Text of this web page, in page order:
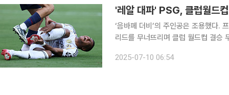
'레알 대파' PSG, 클럽월드
‘음바페 더비’의 주인공은 조용했다.
리드를 무너뜨리며 클럽 월드컵 결승
에서 열린 2025 국제축구연맹(FIFA)
2025-07-10 06:54